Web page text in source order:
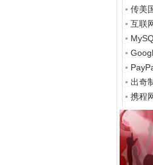
名和性
传美
非谷歌
互联
春天
的完全
60与
电子商
出奇
携程
骗消费